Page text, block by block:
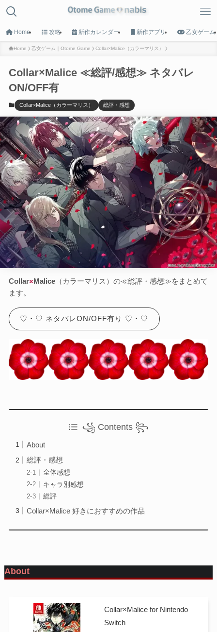
MENU
HOME
Game List
攻略タイトル一覧
Calender
新作カレンダー
Otome Game
乙女ゲーム
検索
検索
Home 攻略 新作カレンダー 新作アプリ 乙女ゲーム
Home 乙女ゲーム｜Otome Game Collar×Malice（カラーマリス）
Collar×Malice ≪総評/感想≫ ネタバレ
ON/OFF有
Collar×Malice（カラーマリス） 総評・感想
Collar×Malice（カラーマリス）の≪総評・感想≫をまとめて
ます。
♡・♡ ネタバレON/OFF有り ♡・♡
꧁ Contents ꧂
About
総評・感想
全体感想
キャラ別感想
総評
Collar×Malice 好きにおすすめの作品
About
Collar×Malice for Nintendo
Switch